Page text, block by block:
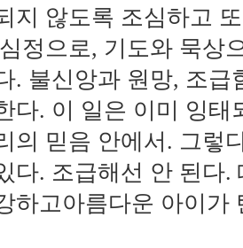
지 않도록 조심하고
정으로, 기도와 묵상
. 불신앙과 원망, 조급
다. 이 일은 이미 잉태
의 믿음 안에서. 그렇
다. 조급해선 안 된다.
하고아름다운 아이가